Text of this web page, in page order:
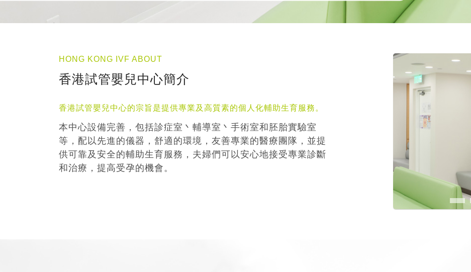
HONG KONG IVF ABOUT
香港試管嬰兒中心簡介
香港試管嬰兒中心的宗旨是提供專業及高質素的個人化輔助生育服務。
本中心設備完善，包括診症室丶輔導室丶手術室和胚胎實驗室
等，配以先進的儀器，舒適的環境，友善專業的醫療團隊，並提
供可靠及安全的輔助生育服務，夫婦們可以安心地接受專業診斷
和治療，提高受孕的機會。